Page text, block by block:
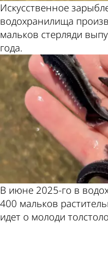
Искусственное
водохранилища
мальков стерляди
года.
В июне 2025-го в
400 мальков
идет о молоди